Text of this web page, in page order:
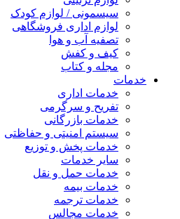
سیسمونی / لوازم کودک
لوازم اداری فروشگاهی
تصفیه آب و هوا
کیف و کفش
مجله و کتاب
خدمات
خدمات اداری
تفریح و سرگرمی
خدمات بازرگانی
سیستم امنیتی و حفاظتی
خدمات پخش و توزیع
سایر خدمات
خدمات حمل و نقل
خدمات بیمه
خدمات ترجمه
خدمات مجالس